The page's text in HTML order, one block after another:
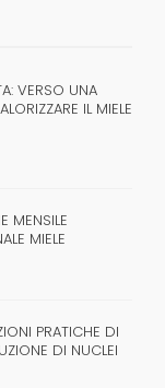
VERSO UNA
IL MIELE
MENSILE
MIELE
PRATICHE DI
DI NUCLEI